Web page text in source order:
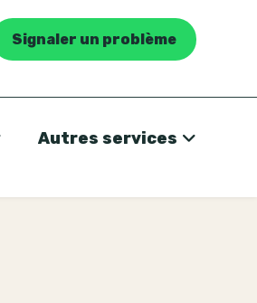
Signaler un problème
Autres services